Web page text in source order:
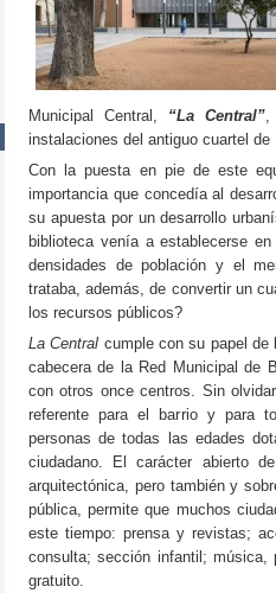
Municipal Central, “La Central”,
instalaciones del antiguo cuartel de
Con la puesta en pie de este
importancia que concedía al
su apuesta por un desarrollo
biblioteca venía a establecerse
densidades de población y el
trataba, además, de convertir un
los recursos públicos?
La Central cumple con su papel
cabecera de la Red Municipal de
con otros once centros. Sin
referente para el barrio y para
personas de todas las edades
ciudadano. El carácter abierto
arquitectónica, pero también y
pública, permite que muchos
este tiempo: prensa y revistas;
consulta; sección infantil;
gratuito.